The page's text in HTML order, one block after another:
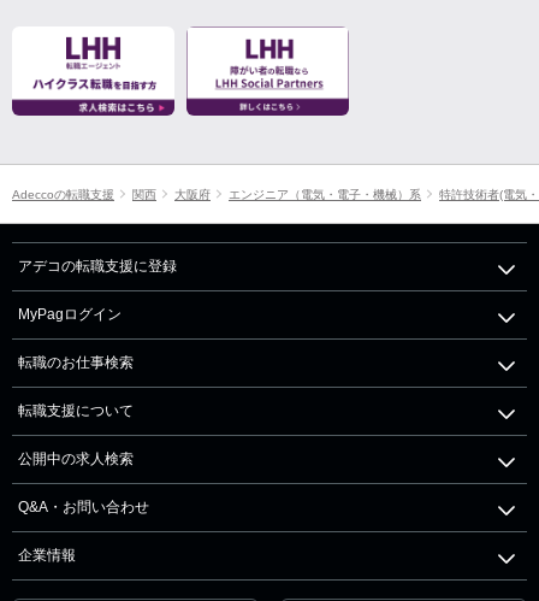
Adeccoの転職支援 関西 大阪府 エンジニア（電気・電子・機械）系 特許技術者(電気
アデコの転職支援に登録
MyPagログイン
転職のお仕事検索
転職支援について
公開中の求人検索
Q&A・お問い合わせ
企業情報